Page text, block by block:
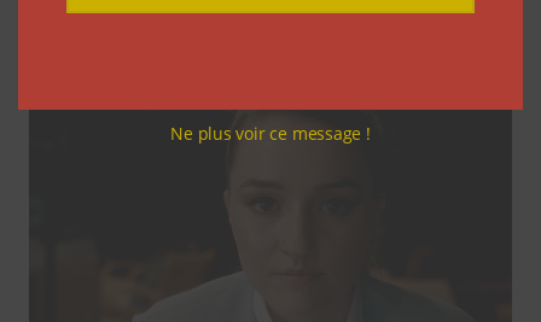
Clara Phelippeaux 6 août 2026
Ne plus voir ce message !